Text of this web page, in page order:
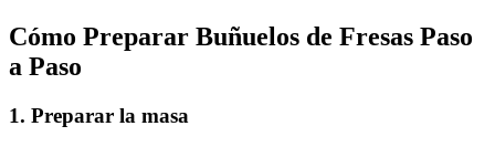
Cómo Preparar Buñuelos de Fresas Paso
a Paso
1. Preparar la masa